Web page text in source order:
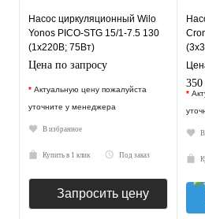
Насос циркуляционный Wilo
Yonos PICO-STG 15/1-7.5 130
(1х220В; 75Вт)
Цена по запросу
* Актуальную цену пожалуйста
уточните у менеджера
В избранное
Купить в 1 клик Под заказ
Запросить цену
350
*
В